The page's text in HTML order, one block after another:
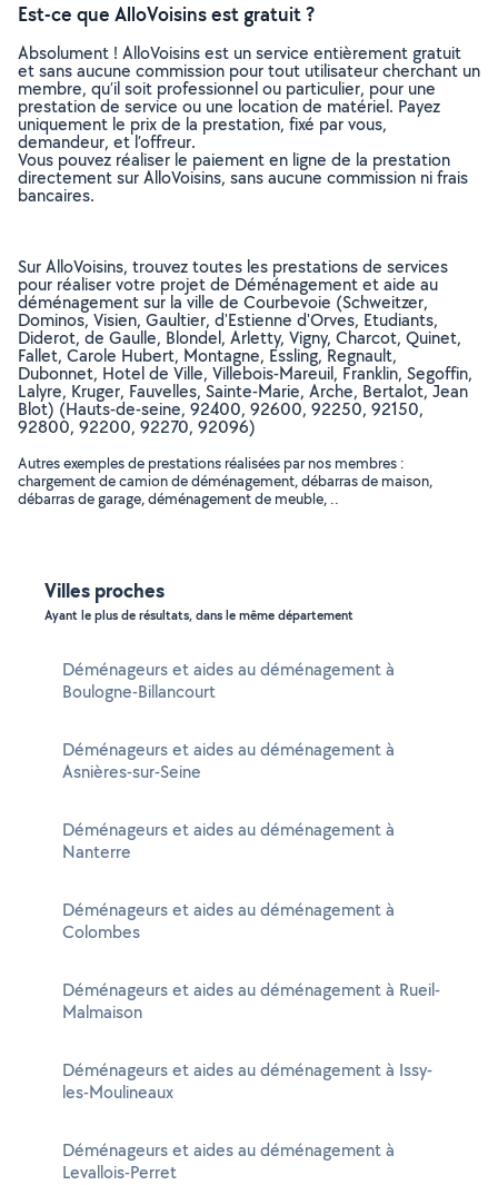
Est-ce que AlloVoisins est gratuit ?
Absolument ! AlloVoisins est un service entièrement gratuit
et sans aucune commission pour tout utilisateur cherchant un
membre, qu’il soit professionnel ou particulier, pour une
prestation de service ou une location de matériel. Payez
uniquement le prix de la prestation, fixé par vous,
demandeur, et l’offreur.
Vous pouvez réaliser le paiement en ligne de la prestation
directement sur AlloVoisins, sans aucune commission ni frais
bancaires.
Sur AlloVoisins, trouvez toutes les prestations de services
pour réaliser votre projet de Déménagement et aide au
déménagement sur la ville de Courbevoie (Schweitzer,
Dominos, Visien, Gaultier, d'Estienne d'Orves, Etudiants,
Diderot, de Gaulle, Blondel, Arletty, Vigny, Charcot, Quinet,
Fallet, Carole Hubert, Montagne, Essling, Regnault,
Dubonnet, Hotel de Ville, Villebois-Mareuil, Franklin, Segoffin,
Lalyre, Kruger, Fauvelles, Sainte-Marie, Arche, Bertalot, Jean
Blot) (Hauts-de-seine, 92400, 92600, 92250, 92150,
92800, 92200, 92270, 92096)
Autres exemples de prestations réalisées par nos membres :
chargement de camion de déménagement, débarras de maison,
débarras de garage, déménagement de meuble, ..
Villes proches
Ayant le plus de résultats, dans le même département
Déménageurs et aides au déménagement à
Boulogne-Billancourt
Déménageurs et aides au déménagement à
Asnières-sur-Seine
Déménageurs et aides au déménagement à
Nanterre
Déménageurs et aides au déménagement à
Colombes
Déménageurs et aides au déménagement à Rueil-
Malmaison
Déménageurs et aides au déménagement à Issy-
les-Moulineaux
Déménageurs et aides au déménagement à
Levallois-Perret